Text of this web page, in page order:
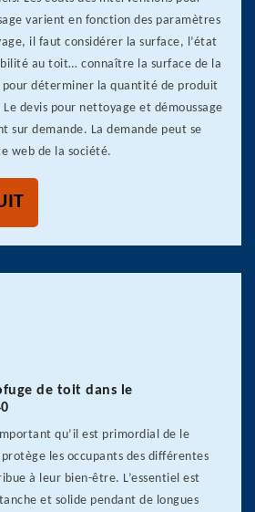
varient en fonction des paramètres
il faut considérer la surface, l’état
au toit… connaître la surface de la
déterminer la quantité de produit
devis pour nettoyage et démoussage
sur demande. La demande peut se
web de la société.
de toit dans le
qu’il est primordial de le
les occupants des différentes
à leur bien-être. L’essentiel est
et solide pendant de longues